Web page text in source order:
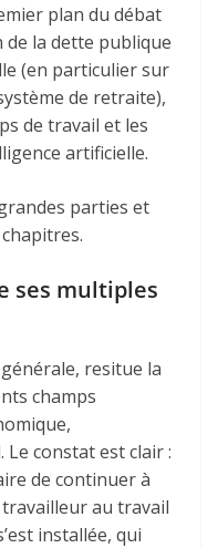
plan du débat
de la dette publique
(en particulier sur
de retraite),
de travail et les
artificielle.
parties et
ses multiples
resitue la
champs
constat est clair :
de continuer à
au travail
installée, qui